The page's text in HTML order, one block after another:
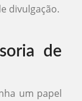
divulgação.
de
um papel